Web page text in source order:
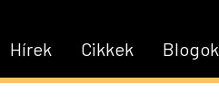
Blogok
Cikkek
Hírek